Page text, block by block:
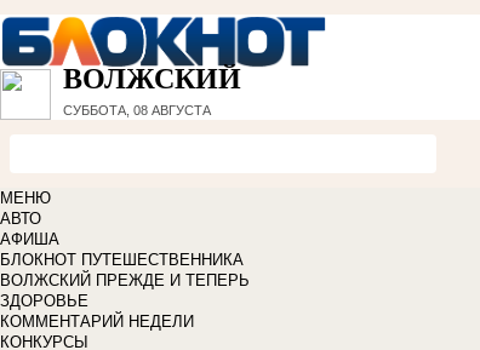
ВОЛЖСКИЙ
СУББОТА, 08 АВГУСТА
МЕНЮ
АВТО
АФИША
БЛОКНОТ ПУТЕШЕСТВЕННИКА
ВОЛЖСКИЙ ПРЕЖДЕ И ТЕПЕРЬ
ЗДОРОВЬЕ
КОММЕНТАРИЙ НЕДЕЛИ
КОНКУРСЫ